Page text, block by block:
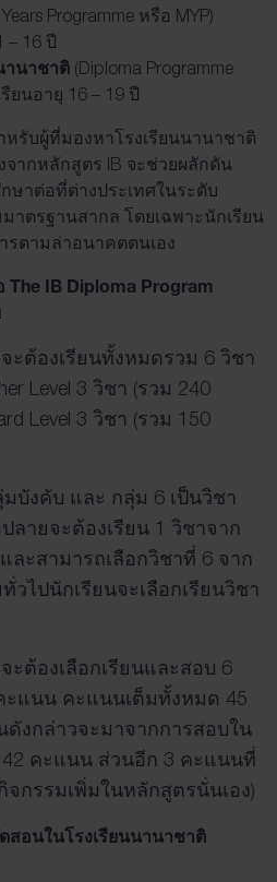
Programme หรือ MYP)
– 16 ปี
านาชาติ (Diploma Programme
ยนอายุ 16 – 19 ปี
หรับผู้ที่มองหาโรงเรียนนานาชาติ
ากหลักสูตร IB จะช่วยผลักดัน
ษาต่อที่ต่างประเทศในระดับ
าตรฐานสากล โดยเฉพาะนักเรียน
รตามล่าอนาคตตนเอง
The IB Diploma Program
ะต้องเรียนทั้งหมดรวม 6 วิชา
Level 3 วิชา (รวม 240
Level 3 วิชา (รวม 150
บังคับ และ กลุ่ม 6 เป็นวิชา
ลายจะต้องเรียน 1 วิชาจาก
ละสามารถเลือกวิชาที่ 6 จาก
วไปนักเรียนจะเลือกเรียนวิชา
ะต้องเลือกเรียนและสอบ 6
ะแนน คะแนนเต็มทั้งหมด 45
งกล่าวจะมาจากการสอบใน
42 คะแนน ส่วนอีก 3 คะแนนที่
จกรรมเพิ่มในหลักสูตรนั่นเอง)
สอนในโรงเรียนนานาชาติ